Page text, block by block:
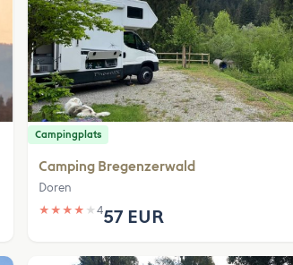
Campingplats
Camping Bregenzerwald
Doren
★ ★ ★ ★ ★457 EUR